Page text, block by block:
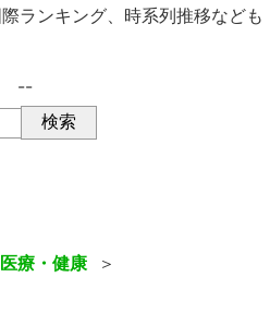
ランキング、時系列推移なども
--
医療・健康＞